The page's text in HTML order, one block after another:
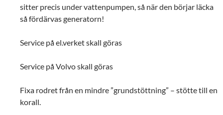
sitter precis under vattenpumpen, så när den börjar läcka
så fördärvas generatorn!
Service på el.verket skall göras
Service på Volvo skall göras
Fixa rodret från en mindre ”grundstöttning” – stötte till en
korall.